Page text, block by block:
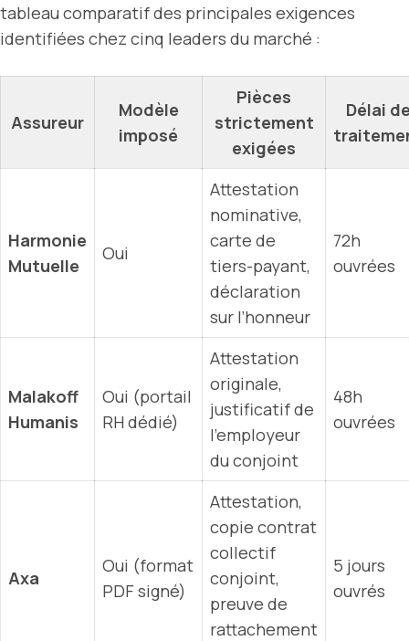
tableau comparatif des principales exigences
identifiées chez cinq leaders du marché :
Assureur
Modèle
imposé
Pièces
strictement
exigées
Délai
Harmonie
Mutuelle
Oui
Attestation
nominative,
carte de
tiers-payant,
déclaration
sur l’honneur
72h
ouvrées
Malakoff
Humanis
Oui (portail
RH dédié)
Attestation
originale,
justificatif de
l’employeur
du conjoint
48h
ouvrées
Axa
Oui (format
PDF signé)
Attestation,
copie contrat
collectif
conjoint,
preuve de
rattachement
5 jours
ouvrés